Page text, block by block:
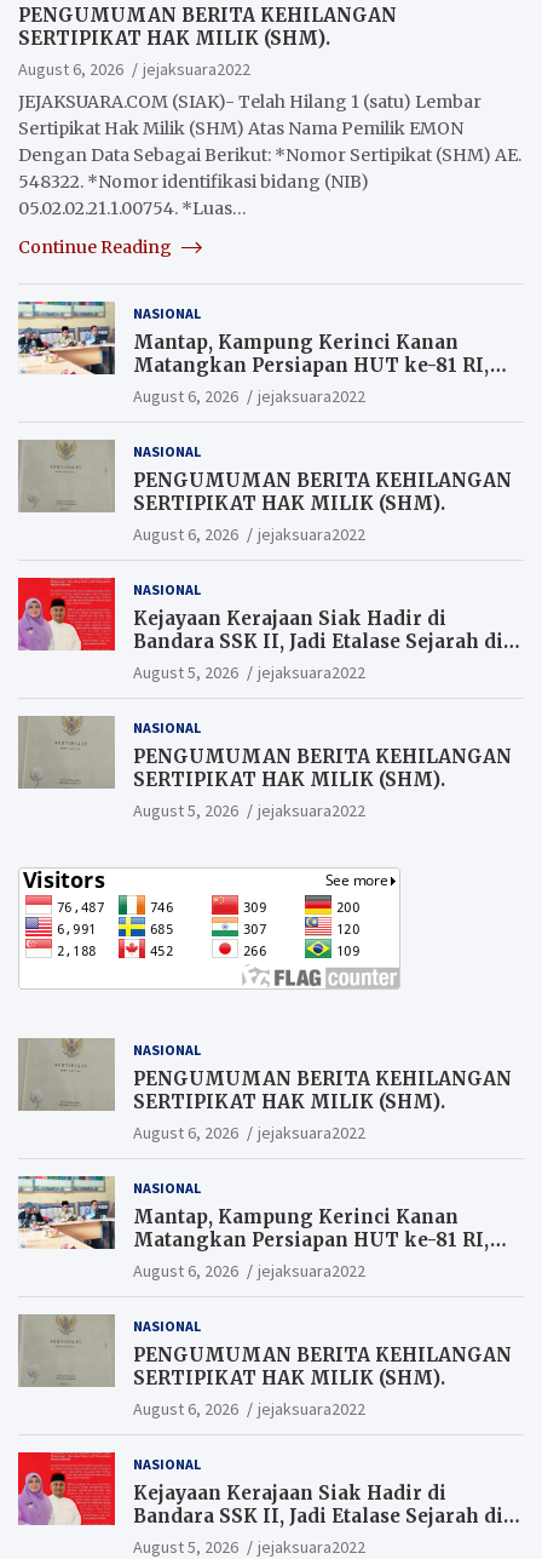
PENGUMUMAN BERITA KEHILANGAN
SERTIPIKAT HAK MILIK (SHM).
August 6, 2026
jejaksuara2022
JEJAKSUARA.COM (SIAK)- Telah Hilang 1 (satu) Lembar
Sertipikat Hak Milik (SHM) Atas Nama Pemilik EMON
Dengan Data Sebagai Berikut: *Nomor Sertipikat (SHM) AE.
548322. *Nomor identifikasi bidang (NIB)
05.02.02.21.1.00754. *Luas…
Continue Reading
NASIONAL
Mantap, Kampung Kerinci Kanan
Matangkan Persiapan HUT ke-81 RI,
Warga yang ikut Upacara
Berkesempatan Raih Hadiah
August 6, 2026 jejaksuara2022
NASIONAL
PENGUMUMAN BERITA KEHILANGAN
SERTIPIKAT HAK MILIK (SHM).
August 6, 2026 jejaksuara2022
NASIONAL
Kejayaan Kerajaan Siak Hadir di
Bandara SSK II, Jadi Etalase Sejarah di
Gerbang Riau
August 5, 2026 jejaksuara2022
NASIONAL
PENGUMUMAN BERITA KEHILANGAN
SERTIPIKAT HAK MILIK (SHM).
August 5, 2026 jejaksuara2022
NASIONAL
PENGUMUMAN BERITA KEHILANGAN
SERTIPIKAT HAK MILIK (SHM).
August 6, 2026 jejaksuara2022
NASIONAL
Mantap, Kampung Kerinci Kanan
Matangkan Persiapan HUT ke-81 RI,
Warga yang ikut Upacara
Berkesempatan Raih Hadiah
August 6, 2026 jejaksuara2022
NASIONAL
PENGUMUMAN BERITA KEHILANGAN
SERTIPIKAT HAK MILIK (SHM).
August 6, 2026 jejaksuara2022
NASIONAL
Kejayaan Kerajaan Siak Hadir di
Bandara SSK II, Jadi Etalase Sejarah di
Gerbang Riau
August 5, 2026 jejaksuara2022